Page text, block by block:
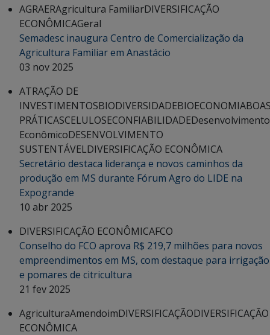
AGRAERAgricultura FamiliarDIVERSIFICAÇÃO
ECONÔMICAGeral
Semadesc inaugura Centro de Comercialização da
Agricultura Familiar em Anastácio
03 nov 2025
ATRAÇÃO DE
INVESTIMENTOSBIODIVERSIDADEBIOECONOMIA
PRÁTICASCELULOSECONFIABILIDADEDesenvolvimento
EconômicoDESENVOLVIMENTO
SUSTENTÁVELDIVERSIFICAÇÃO ECONÔMICA
Secretário destaca liderança e novos caminhos da
produção em MS durante Fórum Agro do LIDE na
Expogrande
10 abr 2025
DIVERSIFICAÇÃO ECONÔMICAFCO
Conselho do FCO aprova R$ 219,7 milhões para novos
empreendimentos em MS, com destaque para irrigação
e pomares de citricultura
21 fev 2025
AgriculturaAmendoimDIVERSIFICAÇÃODIVERSIFICAÇÃO
ECONÔMICA